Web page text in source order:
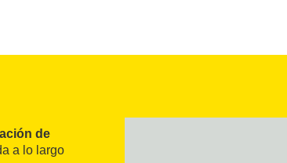
de
a lo largo